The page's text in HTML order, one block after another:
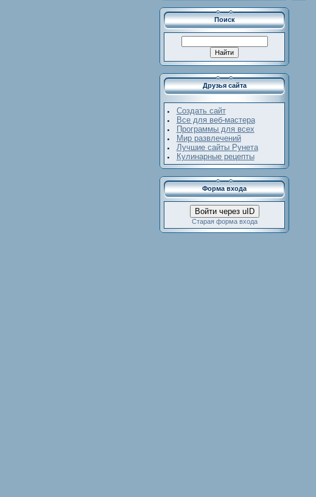
Поиск
Друзья сайта
Создать сайт
Все для веб-мастера
Программы для всех
Мир развлечений
Лучшие сайты Рунета
Кулинарные рецепты
Форма входа
Войти через uID
Старая форма входа